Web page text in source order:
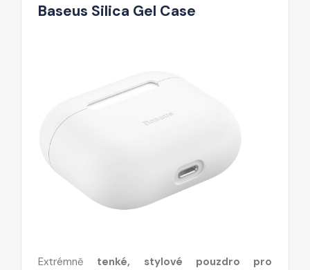
Baseus Silica Gel Case
Extrémně tenké, stylové pouzdro pro